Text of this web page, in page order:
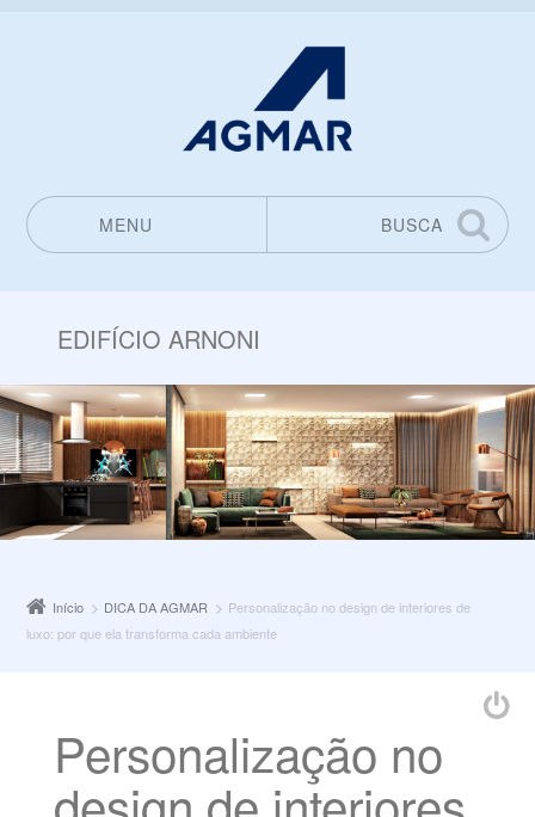
MENU
BUSCA
EDIFÍCIO ARNONI
Início DICA DA AGMAR
Personalização no design de interiores de
luxo: por que ela transforma cada ambiente
Personalização no